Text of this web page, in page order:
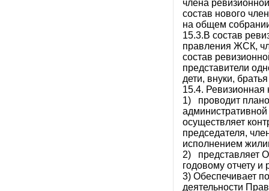
члена
состав нового
на общем
15.3.В состав
правления ЖСК,
состав
представители
дети, внуки,
15.4. Ревизионная
1) проводит
осуществляет
председателя,
исполнением
2) представляет
годовому отчету
3) Обеспечивает
деятельности